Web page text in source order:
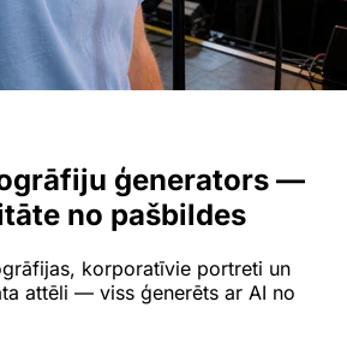
ģenerators —
no pašbildes
korporatīvie portreti un
attēli — viss ģenerēts ar AI no